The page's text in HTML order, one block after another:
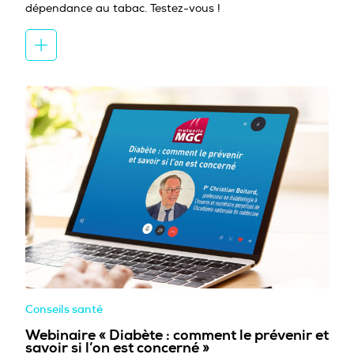
dépendance au tabac. Testez-vous !
Conseils santé
Webinaire « Diabète : comment le prévenir et
savoir si l’on est concerné »